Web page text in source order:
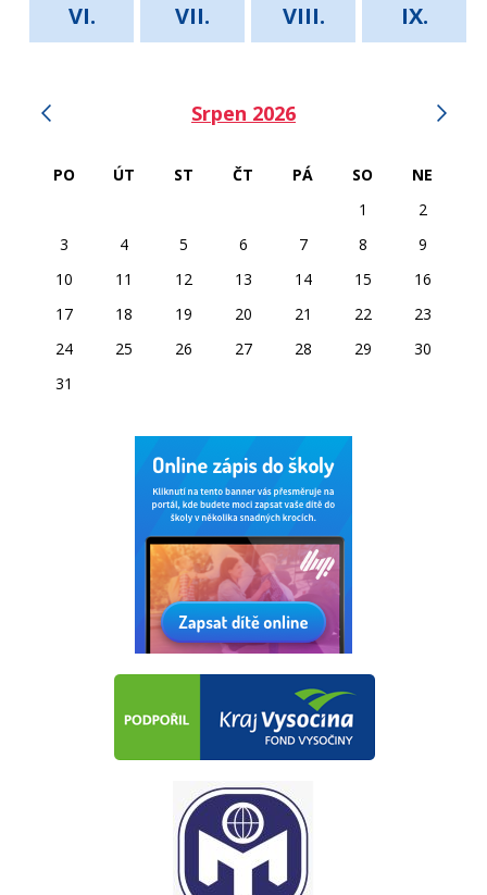
VI.
VII. VIII. IX.
Srpen 2026
PO ÚT ST ČT PÁ SO
NE
1
2
3
4 5 6 7 8
9
10
11 12 13 14 15
16
17
18 19 20 21 22
23
24
25 26 27 28 29
30
31